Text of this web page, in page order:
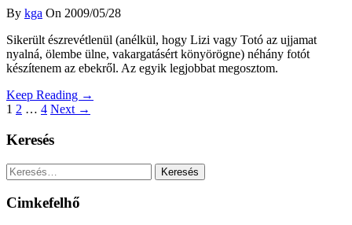
By kga On 2009/05/28
Sikerült észrevétlenül (anélkül, hogy Lizi vagy Totó az ujjamat
nyalná, ölembe ülne, vakargatásért könyörögne) néhány fotót
készítenem az ebekről. Az egyik legjobbat megosztom.
Keep Reading →
1 2 … 4 Next →
Keresés
Keresés:
Cimkefelhő